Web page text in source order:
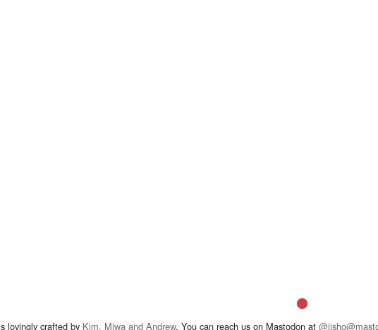
lovingly crafted by Kim, Miwa and Andrew. You can reach us on Mastodon at